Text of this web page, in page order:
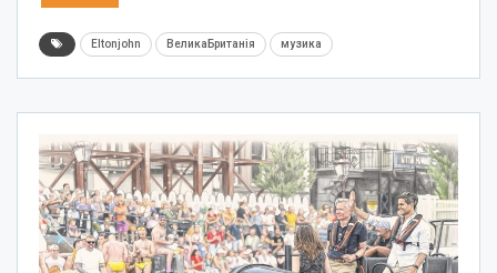
Eltonjohn ВеликаБританія музика